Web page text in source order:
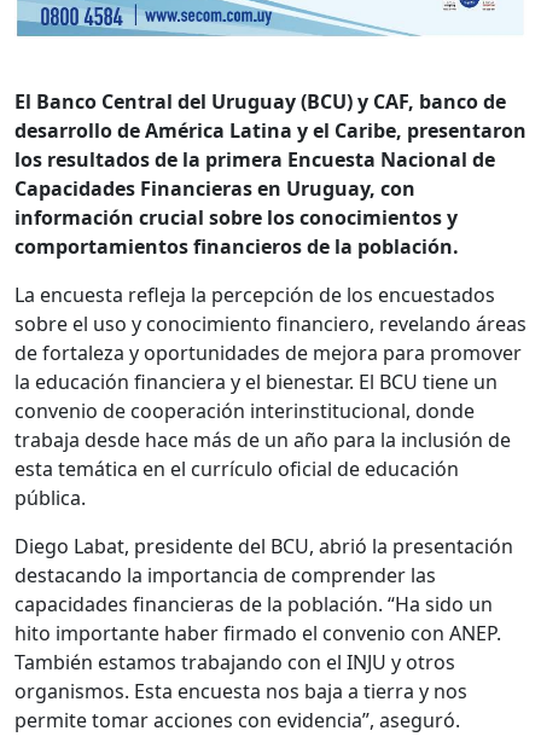
El Banco Central del Uruguay (BCU) y CAF, banco de
desarrollo de América Latina y el Caribe, presentaron
los resultados de la primera Encuesta Nacional de
Capacidades Financieras en Uruguay, con
información crucial sobre los conocimientos y
comportamientos financieros de la población.
La encuesta refleja la percepción de los encuestados
sobre el uso y conocimiento financiero, revelando áreas
de fortaleza y oportunidades de mejora para promover
la educación financiera y el bienestar. El BCU tiene un
convenio de cooperación interinstitucional, donde
trabaja desde hace más de un año para la inclusión de
esta temática en el currículo oficial de educación
pública.
Diego Labat, presidente del BCU, abrió la presentación
destacando la importancia de comprender las
capacidades financieras de la población. “Ha sido un
hito importante haber firmado el convenio con ANEP.
También estamos trabajando con el INJU y otros
organismos. Esta encuesta nos baja a tierra y nos
permite tomar acciones con evidencia”, aseguró.